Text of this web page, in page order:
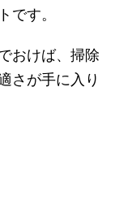
です。
おけば、掃除
さが手に入り